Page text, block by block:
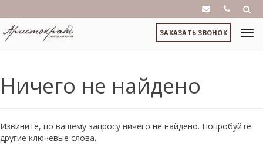
ЗАКАЗАТЬ ЗВОНОК
Ничего не найдено
Извините, по вашему запросу ничего не найдено. Попробуйте
другие ключевые слова.